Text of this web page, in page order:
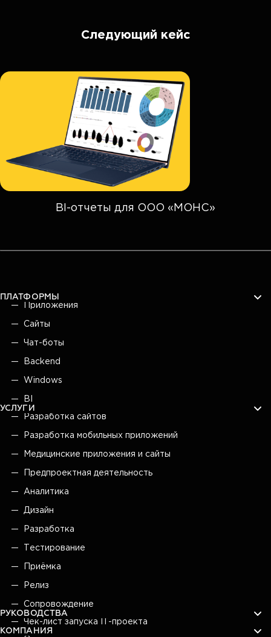
Следующий кейс
BI-отчеты для ООО «МОНС»
ПЛАТФОРМЫ
Приложения
Сайты
Чат-боты
Backend
Windows
BI
УСЛУГИ
Разработка сайтов
Разработка мобильных приложений
Медицинские приложения и сайты
Предпроектная деятельность
Аналитика
Дизайн
Разработка
Тестирование
Приёмка
Релиз
Сопровождение
РУКОВОДСТВА
Чек-лист запуска IT-проекта
КОМПАНИЯ